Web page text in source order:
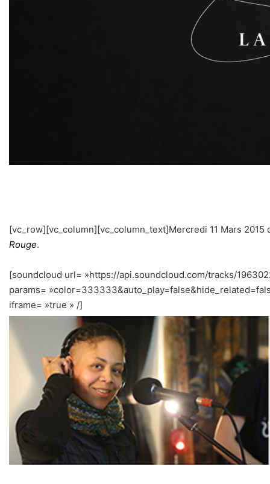
[vc_row][vc_column][vc_column_text]Mercredi 11 Mars
Rouge.
[soundcloud url= »https://api.soundcloud.com/tracks/
params=
iframe= »true » /]